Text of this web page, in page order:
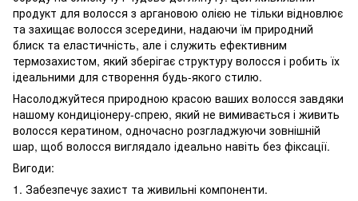
продукт для волосся з аргановою олією не тільки відновлює
та захищає волосся зсередини, надаючи їм природний
блиск та еластичність, але і служить ефективним
термозахистом, який зберігає структуру волосся і робить їх
ідеальними для створення будь-якого стилю.
Насолоджуйтеся природною красою ваших волосся завдяки
нашому кондиціонеру-спрею, який не вимивається і живить
волосся кератином, одночасно розгладжуючи зовнішній
шар, щоб волосся виглядало ідеально навіть без фіксації.
Вигоди:
1. Забезпечує захист та живильні компоненти.